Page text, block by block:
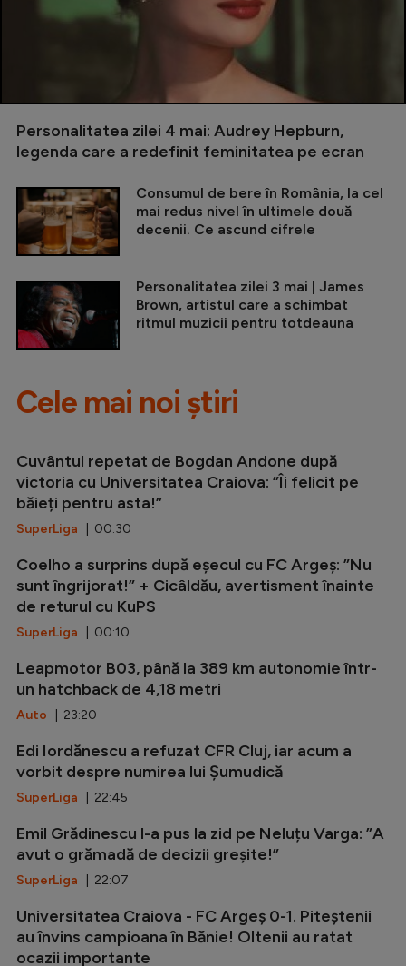
Personalitatea zilei 4 mai: Audrey Hepburn,
legenda care a redefinit feminitatea pe ecran
Consumul de bere în România, la cel
mai redus nivel în ultimele două
decenii. Ce ascund cifrele
Personalitatea zilei 3 mai | James
Brown, artistul care a schimbat
ritmul muzicii pentru totdeauna
Cele mai noi știri
Cuvântul repetat de Bogdan Andone după
victoria cu Universitatea Craiova: ”Îi felicit pe
băieți pentru asta!”
SuperLiga | 00:30
Coelho a surprins după eșecul cu FC Argeș: ”Nu
sunt îngrijorat!” + Cicâldău, avertisment înainte
de returul cu KuPS
SuperLiga | 00:10
Leapmotor B03, până la 389 km autonomie într-
un hatchback de 4,18 metri
Auto | 23:20
Edi Iordănescu a refuzat CFR Cluj, iar acum a
vorbit despre numirea lui Șumudică
SuperLiga | 22:45
Emil Grădinescu l-a pus la zid pe Neluțu Varga: ”A
avut o grămadă de decizii greșite!”
SuperLiga | 22:07
Universitatea Craiova - FC Argeș 0-1. Piteștenii
au învins campioana în Bănie! Oltenii au ratat
ocazii importante